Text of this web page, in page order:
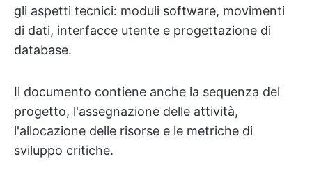
gli aspetti tecnici: moduli software, movimenti
di dati, interfacce utente e progettazione di
database.
Il documento contiene anche la sequenza del
progetto, l'assegnazione delle attività,
l'allocazione delle risorse e le metriche di
sviluppo critiche.